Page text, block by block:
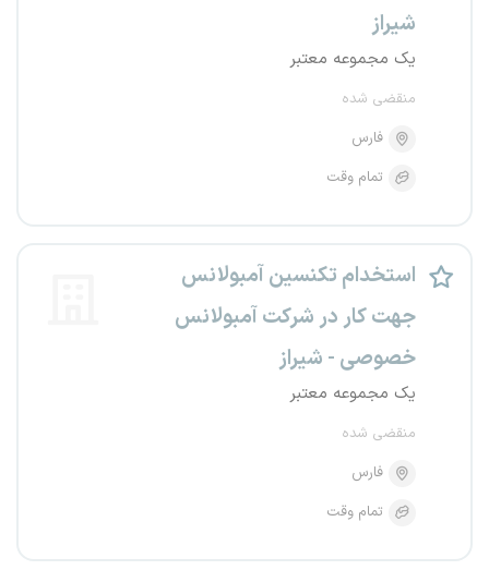
شیراز
یک مجموعه معتبر
منقضی شده
فارس
تمام وقت
استخدام تکنسین آمبولانس
جهت کار در شرکت آمبولانس
خصوصی - شیراز
یک مجموعه معتبر
منقضی شده
فارس
تمام وقت